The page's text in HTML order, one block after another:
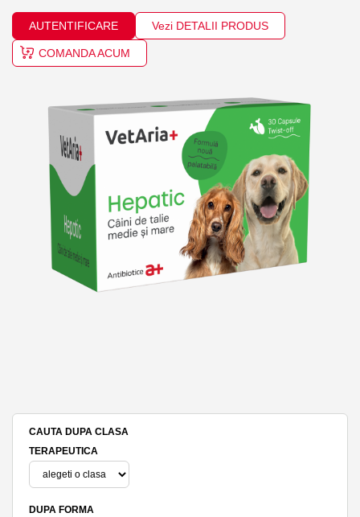
AUTENTIFICARE Vezi DETALII PRODUS
COMANDA ACUM
CAUTA DUPA CLASA
TERAPEUTICA
DUPA FORMA